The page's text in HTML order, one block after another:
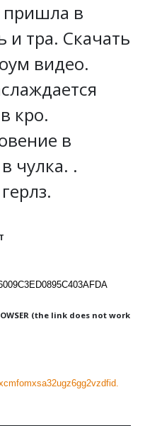
пришла в
и тра. Скачать
видео.
кро.
в
чулка. .
(the link does not work